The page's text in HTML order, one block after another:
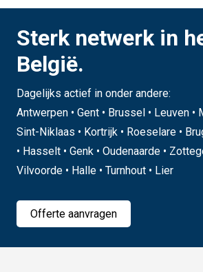
Sterk netwerk in
België.
Dagelijks actief in onder andere:
Antwerpen • Gent • Brussel • Leuven •
Sint-Niklaas • Kortrijk • Roeselare •
• Hasselt • Genk • Oudenaarde •
Vilvoorde • Halle • Turnhout • Lier
Offerte aanvragen